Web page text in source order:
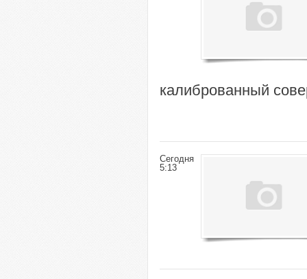
калиброванный
Сегодня
5:13